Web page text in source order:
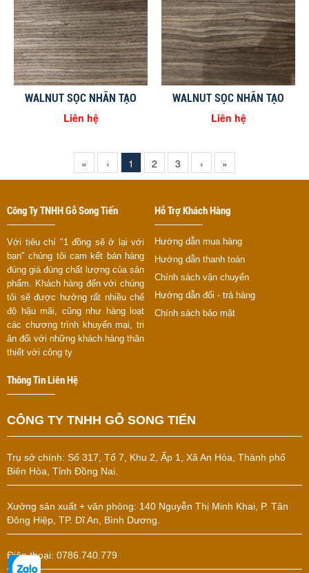
WALNUT SỌC NHÂN TẠO
Liên hệ
WALNUT SỌC NHÂN TẠO
Liên hệ
« ‹ 1 2 3 › »
Công Ty TNHH Gỗ Song Tiến
Với tiêu chí "1 đồng sẽ ở lại với
bạn" chúng tôi cam kết bán hàng
đúng giá đúng chất lượng của sản
phẩm. Khách hàng đến với chúng
tôi sẽ được hưởng rất nhiều chế
độ hậu mãi, cũng như hàng loạt
các chương trình khuyến mại, tri
ân đối với những khách hàng thân
thiết với công ty
Hỗ Trợ Khách Hàng
Hướng dẫn mua hàng
Hướng dẫn thanh toán
Chính sách vận chuyển
Hướng dẫn đổi - trả hàng
Chính sách bảo mật
Thông Tin Liên Hệ
CÔNG TY TNHH GỖ SONG TIẾN
Trụ sở chính: Số 317, Tổ 7, Khu 2, Ấp 1, Xã An Hòa, Thành phố
Biên Hòa, Tỉnh Đồng Nai.
Xưởng sản xuất + văn phòng: 140 Nguyễn Thị Minh Khai, P. Tân
Đông Hiệp, TP. Dĩ An, Bình Dương.
Điện thoại: 0786.740.779